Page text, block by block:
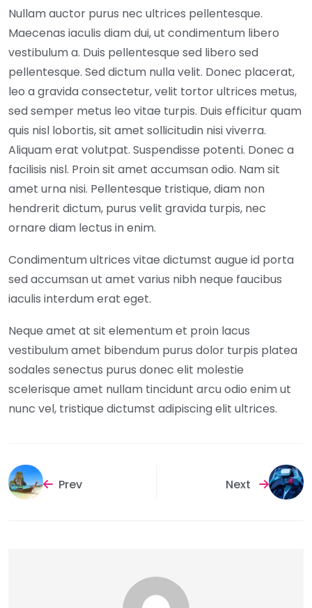
Nullam auctor purus nec ultrices pellentesque.
Maecenas iaculis diam dui, ut condimentum libero
vestibulum a. Duis pellentesque sed libero sed
pellentesque. Sed dictum nulla velit. Donec placerat,
leo a gravida consectetur, velit tortor ultrices metus,
sed semper metus leo vitae turpis. Duis efficitur quam
quis nisl lobortis, sit amet sollicitudin nisi viverra.
Aliquam erat volutpat. Suspendisse potenti. Donec a
facilisis nisl. Proin sit amet accumsan odio. Nam sit
amet urna nisi. Pellentesque tristique, diam non
hendrerit dictum, purus velit gravida turpis, nec
ornare diam lectus in enim.
Condimentum ultrices vitae dictumst augue id porta
sed accumsan ut amet varius nibh neque faucibus
iaculis interdum erat eget.
Neque amet at sit elementum et proin lacus
vestibulum amet bibendum purus dolor turpis platea
sodales senectus purus donec elit molestie
scelerisque amet nullam tincidunt arcu odio enim ut
nunc vel, tristique dictumst adipiscing elit ultrices.
Prev Next